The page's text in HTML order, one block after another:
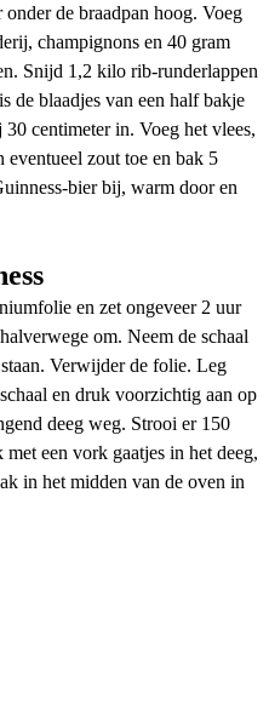
de braadpan hoog. Voeg
champignons en 40 gram
Snijd 1,2 kilo rib-runderlappen
de blaadjes van een half bakje
centimeter in. Voeg het vlees,
eventueel zout toe en bak 5
bier bij, warm door en
en zet ongeveer 2 uur
om. Neem de schaal
Verwijder de folie. Leg
en druk voorzichtig aan op
deeg weg. Strooi er 150
een vork gaatjes in het deeg,
in het midden van de oven in